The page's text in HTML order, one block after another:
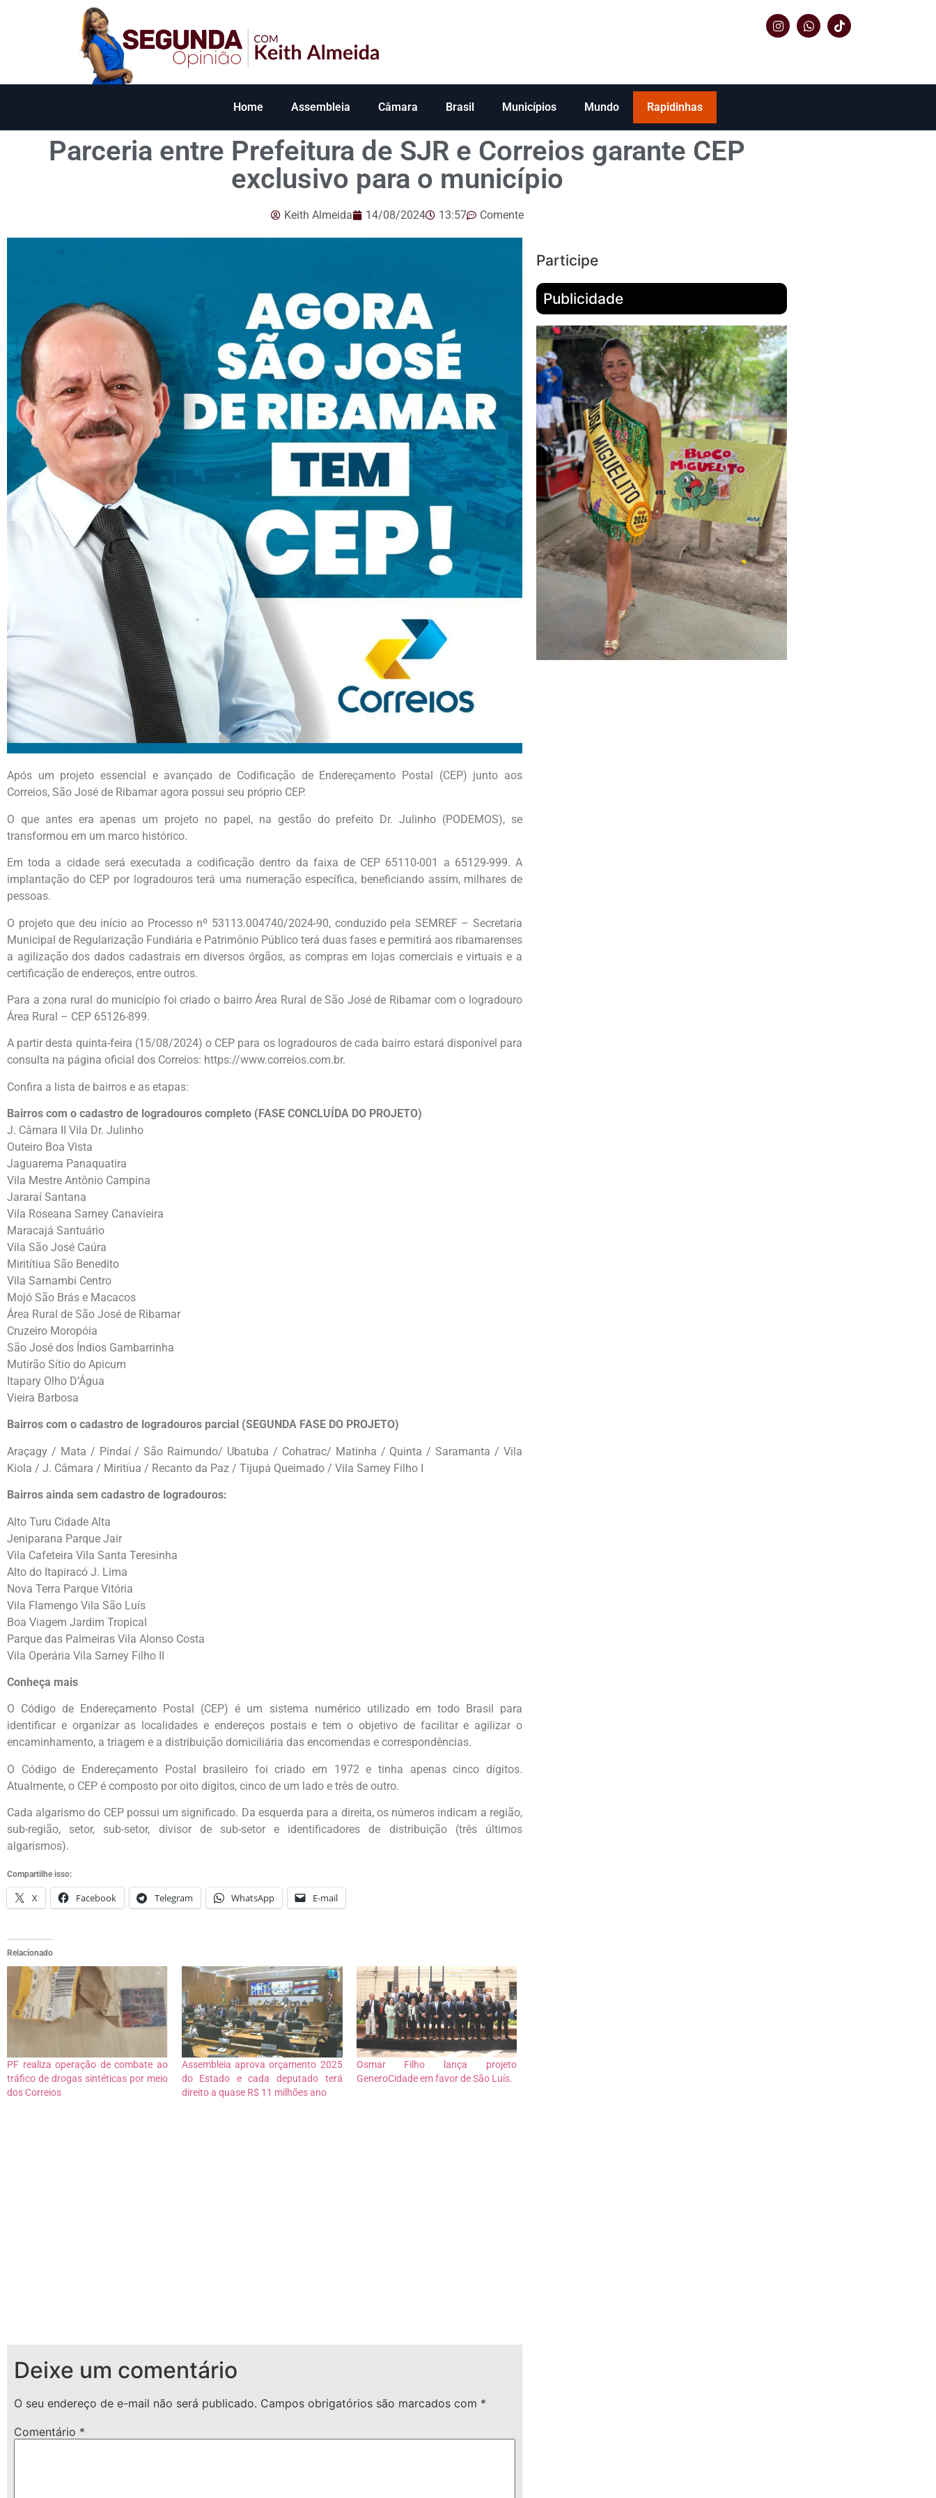
Home Assembleia Câmara Brasil Municípios Mundo Rapidinhas
Parceria entre Prefeitura de SJR e Correios garante CEP
exclusivo para o município
Keith Almeida 14/08/2024 13:57 Comente
Após um projeto essencial e avançado de Codificação de Endereçamento Postal (CEP) junto aos
Correios, São José de Ribamar agora possui seu próprio CEP.
O que antes era apenas um projeto no papel, na gestão do prefeito Dr. Julinho (PODEMOS), se
transformou em um marco histórico.
Em toda a cidade será executada a codificação dentro da faixa de CEP 65110-001 a 65129-999. A
implantação do CEP por logradouros terá uma numeração específica, beneficiando assim, milhares de
pessoas.
O projeto que deu início ao Processo nº 53113.004740/2024-90, conduzido pela SEMREF – Secretaria
Municipal de Regularização Fundiária e Patrimônio Público terá duas fases e permitirá aos ribamarenses
a agilização dos dados cadastrais em diversos órgãos, as compras em lojas comerciais e virtuais e a
certificação de endereços, entre outros.
Para a zona rural do município foi criado o bairro Área Rural de São José de Ribamar com o logradouro
Área Rural – CEP 65126-899.
A partir desta quinta-feira (15/08/2024) o CEP para os logradouros de cada bairro estará disponível para
consulta na página oficial dos Correios: https://www.correios.com.br.
Confira a lista de bairros e as etapas:
Bairros com o cadastro de logradouros completo (FASE CONCLUÍDA DO PROJETO)
J. Câmara II Vila Dr. Julinho
Outeiro Boa Vista
Jaguarema Panaquatira
Vila Mestre Antônio Campina
Jararaí Santana
Vila Roseana Sarney Canavieira
Maracajá Santuário
Vila São José Caúra
Miritítiua São Benedito
Vila Sarnambi Centro
Mojó São Brás e Macacos
Área Rural de São José de Ribamar
Cruzeiro Moropóia
São José dos Índios Gambarrinha
Mutirão Sítio do Apicum
Itapary Olho D’Água
Vieira Barbosa
Bairros com o cadastro de logradouros parcial (SEGUNDA FASE DO PROJETO)
Araçagy / Mata / Pindaí / São Raimundo/ Ubatuba / Cohatrac/ Matinha / Quinta / Saramanta / Vila
Kiola / J. Câmara / Miritíua / Recanto da Paz / Tijupá Queimado / Vila Sarney Filho I
Bairros ainda sem cadastro de logradouros:
Alto Turu Cidade Alta
Jeniparana Parque Jair
Vila Cafeteira Vila Santa Teresinha
Alto do Itapiracó J. Lima
Nova Terra Parque Vitória
Vila Flamengo Vila São Luís
Boa Viagem Jardim Tropical
Parque das Palmeiras Vila Alonso Costa
Vila Operária Vila Sarney Filho II
Conheça mais
O Código de Endereçamento Postal (CEP) é um sistema numérico utilizado em todo Brasil para
identificar e organizar as localidades e endereços postais e tem o objetivo de facilitar e agilizar o
encaminhamento, a triagem e a distribuição domiciliária das encomendas e correspondências.
O Código de Endereçamento Postal brasileiro foi criado em 1972 e tinha apenas cinco dígitos.
Atualmente, o CEP é composto por oito dígitos, cinco de um lado e três de outro.
Cada algarismo do CEP possui um significado. Da esquerda para a direita, os números indicam a região,
sub-região, setor, sub-setor, divisor de sub-setor e identificadores de distribuição (três últimos
algarismos).
Compartilhe isso:
X Facebook Telegram WhatsApp E-mail
Relacionado
PF realiza operação de combate ao
tráfico de drogas sintéticas por meio
dos Correios
Assembleia aprova orçamento 2025
do Estado e cada deputado terá
direito a quase R$ 11 milhões ano
Osmar Filho lança projeto
GeneroCidade em favor de São Luís.
Deixe um comentário
O seu endereço de e-mail não será publicado. Campos obrigatórios são marcados com *
Comentário *
Participe
Publicidade